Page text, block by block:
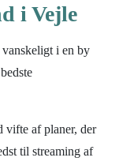
i Vejle
i en by
vifte af planer, der
til streaming af